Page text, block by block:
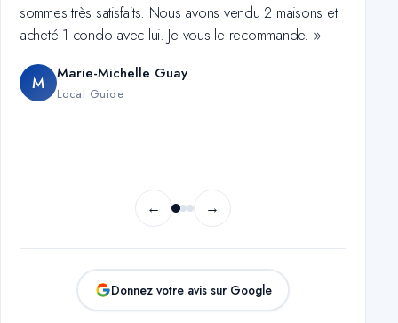
choisir Alain Brunelle à nouveau. »
A
Local Guide
← →
Donnez votre avis sur Google